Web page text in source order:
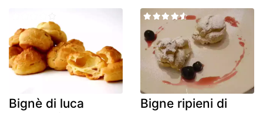
Bignè di luca
Bigne ripieni di